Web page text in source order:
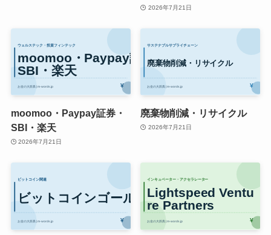
2026年7月21日
moomoo・Paypay証券・
SBI・楽天
2026年7月21日
廃棄物削減・リサイクル
2026年7月21日